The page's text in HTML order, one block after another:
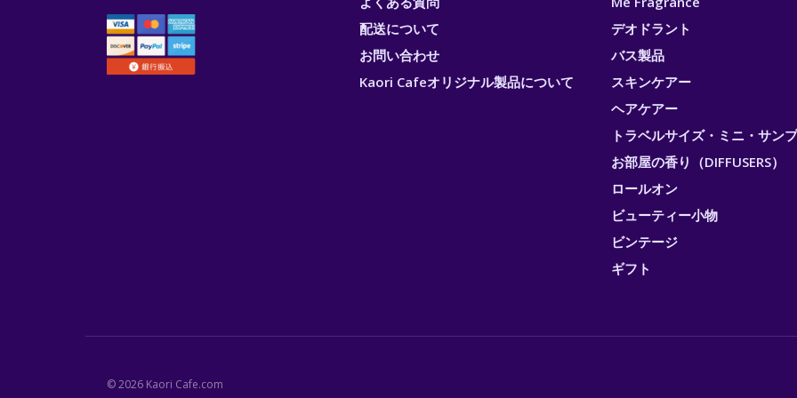
配送について
お問い合わせ
Kaori Cafeオリジナル製品について
デオドラント
バス製品
スキンケアー
ヘアケアー
トラベルサイズ・ミニ・サン
お部屋の香り（DIFFUSERS）
ロールオン
ビューティー小物
ビンテージ
ギフト
© 2026 Kaori Cafe.com